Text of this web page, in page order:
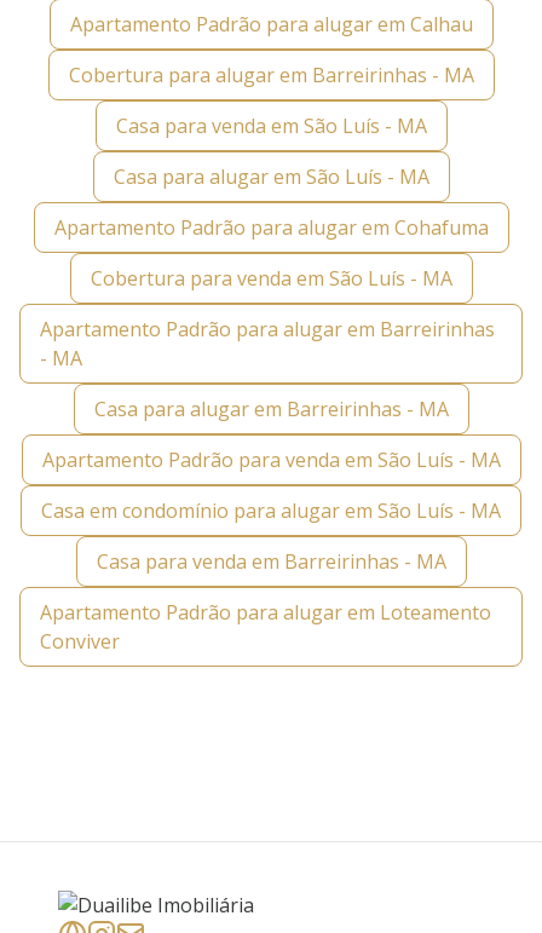
Apartamento Padrão para alugar em Calhau
Cobertura para alugar em Barreirinhas - MA
Casa para venda em São Luís - MA
Casa para alugar em São Luís - MA
Apartamento Padrão para alugar em Cohafuma
Cobertura para venda em São Luís - MA
Apartamento Padrão para alugar em Barreirinhas
- MA
Casa para alugar em Barreirinhas - MA
Apartamento Padrão para venda em São Luís - MA
Casa em condomínio para alugar em São Luís - MA
Casa para venda em Barreirinhas - MA
Apartamento Padrão para alugar em Loteamento
Conviver